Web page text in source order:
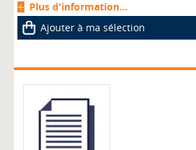
Plus d'information...
Ajouter à ma sélection